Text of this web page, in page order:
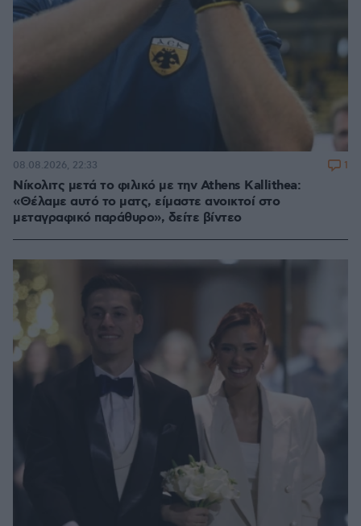
Νίκολιτς μετά το φιλικό με την Athens Kallithea:
«Θέλαμε αυτό το ματς, είμαστε ανοικτοί στο
μεταγραφικό παράθυρο», δείτε βίντεο
08.08.2026, 22:33 1